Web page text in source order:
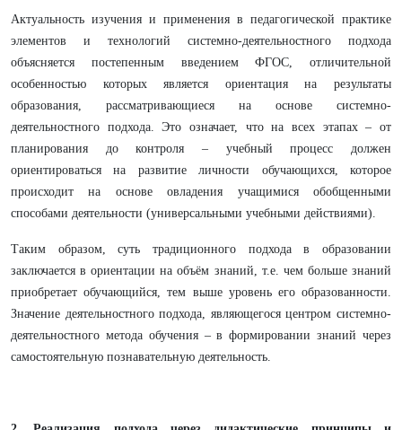
Актуальность изучения и применения в педагогической практике
элементов и технологий системно-деятельностного подхода
объясняется постепенным введением ФГОС, отличительной
особенностью которых является ориентация на результаты
образования, рассматривающиеся на основе системно-
деятельностного подхода. Это означает, что на всех этапах – от
планирования до контроля – учебный процесс должен
ориентироваться на развитие личности обучающихся, которое
происходит на основе овладения учащимися обобщенными
способами деятельности (универсальными учебными действиями).
Таким образом, суть традиционного подхода в образовании
заключается в ориентации на объём знаний, т.е. чем больше знаний
приобретает обучающийся, тем выше уровень его образованности.
Значение деятельностного подхода, являющегося центром системно-
деятельностного метода обучения – в формировании знаний через
самостоятельную познавательную деятельность.